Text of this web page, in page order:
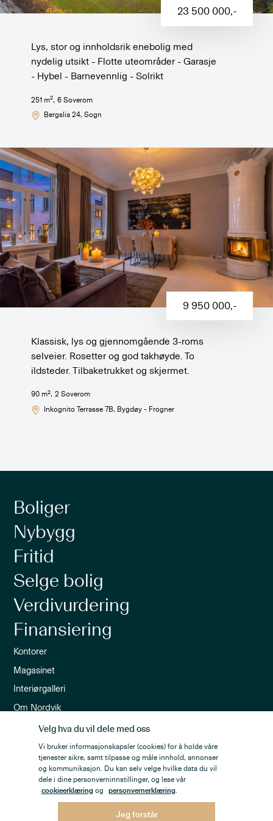
23 500 000,-
Lys, stor og innholdsrik enebolig med
nydelig utsikt - Flotte uteområder - Garasje
- Hybel - Barnevennlig - Solrikt
251 m2, 6Soverom
Bergslia 24, Sogn
9 950 000,-
Klassisk, lys og gjennomgående 3-roms
selveier. Rosetter og god takhøyde. To
ildsteder. Tilbaketrukket og skjermet.
90 m2, 2 Soverom
Inkognito Terrasse 7B, Bygdøy - Frogner
Boliger
Nybygg
Fritid
Selge bolig
Verdivurdering
Finansiering
Kontorer
Magasinet
Interiørgalleri
Om Nordvik
Ledige stillinger
Nordvik-appen
Nyhetsbrev
Velg hva du vil dele med oss
Vi bruker informasjonskapsler (cookies) for å holde våre
tjenester sikre, samt tilpasse og måle innhold, annonser
og kommunikasjon. Du kan selv velge hvilke data du vil
dele i dine personverninnstillinger, og lese vår
cookieerklæringog personvernerklæring.
Jeg forstår